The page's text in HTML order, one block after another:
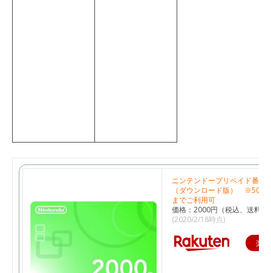
ニンテンドープリペイド番号
（ダウンロード版） ※500
までご利用可
価格：2000円（税込、送料無
(2020/2/18時点)
楽